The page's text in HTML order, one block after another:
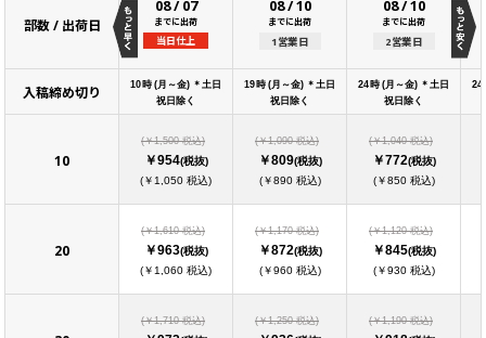
部数 / 出荷日
08/07
までに出荷
当日仕上
08/10
までに出荷
1営業日
08/10
までに出荷
2営業日
入稿締め切り 10時 (月～金) ＊土日
祝日除く
19時 (月～金) ＊土日
祝日除く
24時 (月～金) ＊土日
祝日除く
24
10
(￥1,500 税込)
￥954(税抜)
(￥1,050 税込)
(￥1,090 税込)
￥809(税抜)
(￥890 税込)
(￥1,040 税込)
￥772(税抜)
(￥850 税込)
20
(￥1,610 税込)
￥963(税抜)
(￥1,060 税込)
(￥1,170 税込)
￥872(税抜)
(￥960 税込)
(￥1,120 税込)
￥845(税抜)
(￥930 税込)
(￥1,710 税込) (￥1,250 税込) (￥1,190 税込)